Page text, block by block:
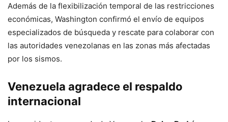
Además de la flexibilización temporal de las restricciones
económicas, Washington confirmó el envío de equipos
especializados de búsqueda y rescate para colaborar con
las autoridades venezolanas en las zonas más afectadas
por los sismos.
Venezuela agradece el respaldo
internacional